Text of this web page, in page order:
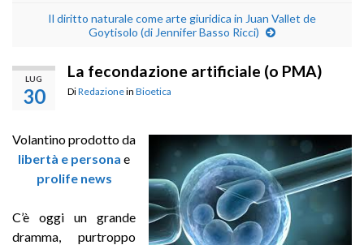
Il diritto naturale come arte giuridica in Juan Vallet de
Goytisolo (di Jennifer Basso Ricci)
LUG
30
La fecondazione artificiale (o PMA)
DiRedazionein Bioetica
Volantino prodotto da
libertà e persona e
prolife news
C’è oggi un grande
dramma, purtroppo